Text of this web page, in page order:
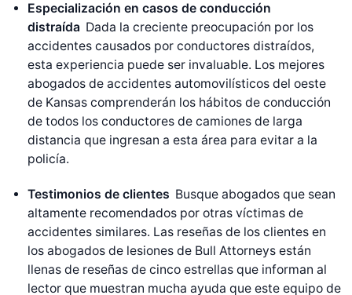
Especialización en casos de conducción
distraída Dada la creciente preocupación por los
accidentes causados por conductores distraídos,
esta experiencia puede ser invaluable. Los mejores
abogados de accidentes automovilísticos del oeste
de Kansas comprenderán los hábitos de conducción
de todos los conductores de camiones de larga
distancia que ingresan a esta área para evitar a la
policía.
Testimonios de clientes Busque abogados que sean
altamente recomendados por otras víctimas de
accidentes similares. Las reseñas de los clientes en
los abogados de lesiones de Bull Attorneys están
llenas de reseñas de cinco estrellas que informan al
lector que muestran mucha ayuda que este equipo de